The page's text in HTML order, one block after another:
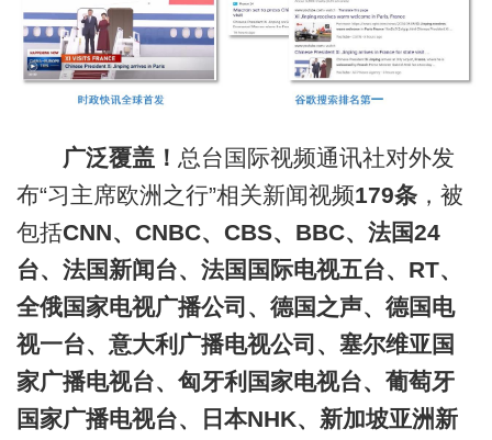
广泛覆盖！ 总台国际视频通讯社对外发
布“习主席欧洲之行”相关新闻视频179条，被
包括CNN、CNBC、CBS、BBC、法国24
台、法国新闻台、法国国际电视五台、RT、
全俄国家电视广播公司、德国之声、德国电
视一台、意大利广播电视公司、塞尔维亚国
家广播电视台、匈牙利国家电视台、葡萄牙
国家广播电视台、日本NHK、新加坡亚洲新